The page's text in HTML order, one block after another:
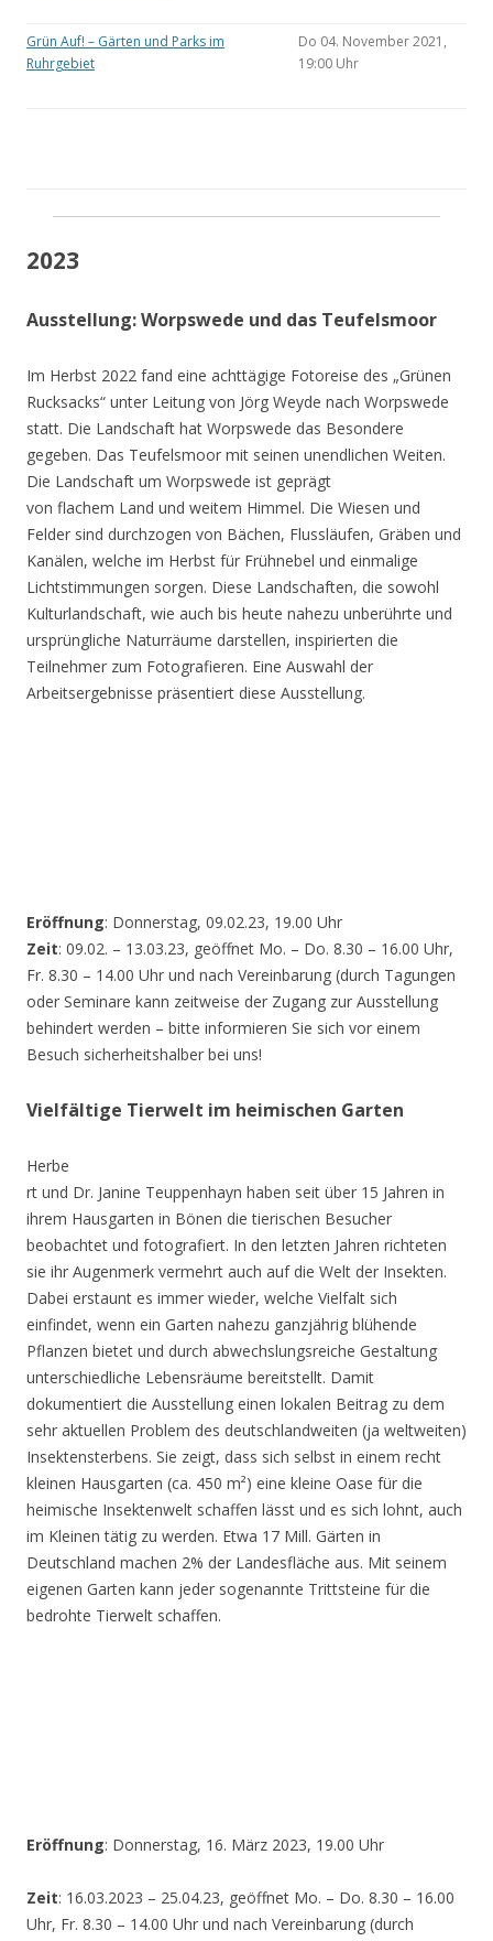
Grün Auf! – Gärten und Parks im
Ruhrgebiet
Do 04. November 2021,
19:00 Uhr
2023
Ausstellung: Worpswede und das Teufelsmoor
Im Herbst 2022 fand eine achttägige Fotoreise des „Grünen
Rucksacks“ unter Leitung von Jörg Weyde nach Worpswede
statt. Die Landschaft hat Worpswede das Besondere
gegeben. Das Teufelsmoor mit seinen unendlichen Weiten.
Die Landschaft um Worpswede ist geprägt
von flachem Land und weitem Himmel. Die Wiesen und
Felder sind durchzogen von Bächen, Flussläufen, Gräben und
Kanälen, welche im Herbst für Frühnebel und einmalige
Lichtstimmungen sorgen. Diese Landschaften, die sowohl
Kulturlandschaft, wie auch bis heute nahezu unberührte und
ursprüngliche Naturräume darstellen, inspirierten die
Teilnehmer zum Fotografieren. Eine Auswahl der
Arbeitsergebnisse präsentiert diese Ausstellung.
Eröffnung: Donnerstag, 09.02.23, 19.00 Uhr
Zeit: 09.02. – 13.03.23, geöffnet Mo. – Do. 8.30 – 16.00 Uhr,
Fr. 8.30 – 14.00 Uhr und nach Vereinbarung (durch Tagungen
oder Seminare kann zeitweise der Zugang zur Ausstellung
behindert werden – bitte informieren Sie sich vor einem
Besuch sicherheitshalber bei uns!
Vielfältige Tierwelt im heimischen Garten
Herbe
rt und Dr. Janine Teuppenhayn haben seit über 15 Jahren in
ihrem Hausgarten in Bönen die tierischen Besucher
beobachtet und fotografiert. In den letzten Jahren richteten
sie ihr Augenmerk vermehrt auch auf die Welt der Insekten.
Dabei erstaunt es immer wieder, welche Vielfalt sich
einfindet, wenn ein Garten nahezu ganzjährig blühende
Pflanzen bietet und durch abwechslungsreiche Gestaltung
unterschiedliche Lebensräume bereitstellt. Damit
dokumentiert die Ausstellung einen lokalen Beitrag zu dem
sehr aktuellen Problem des deutschlandweiten (ja weltweiten)
Insektensterbens. Sie zeigt, dass sich selbst in einem recht
kleinen Hausgarten (ca. 450 m²) eine kleine Oase für die
heimische Insektenwelt schaffen lässt und es sich lohnt, auch
im Kleinen tätig zu werden. Etwa 17 Mill. Gärten in
Deutschland machen 2% der Landesfläche aus. Mit seinem
eigenen Garten kann jeder sogenannte Trittsteine für die
bedrohte Tierwelt schaffen.
Eröffnung: Donnerstag, 16. März 2023, 19.00 Uhr
Zeit: 16.03.2023 – 25.04.23, geöffnet Mo. – Do. 8.30 – 16.00
Uhr, Fr. 8.30 – 14.00 Uhr und nach Vereinbarung (durch